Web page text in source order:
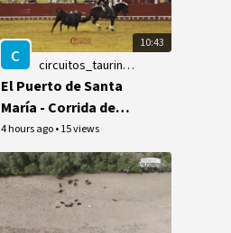
10:43
c circuitos_taurinos_videos
El Puerto de Santa
María - Corrida de
Rejones - 7 de
agosto de 2026
4 hours ago•15 views